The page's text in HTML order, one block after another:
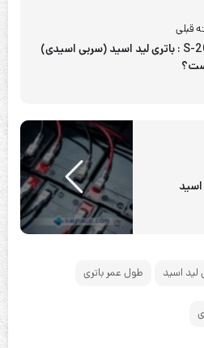
قبلی
S-2001 : باتری لید اسید (سربی اسیدی)
لید اسید طول عمر باتری